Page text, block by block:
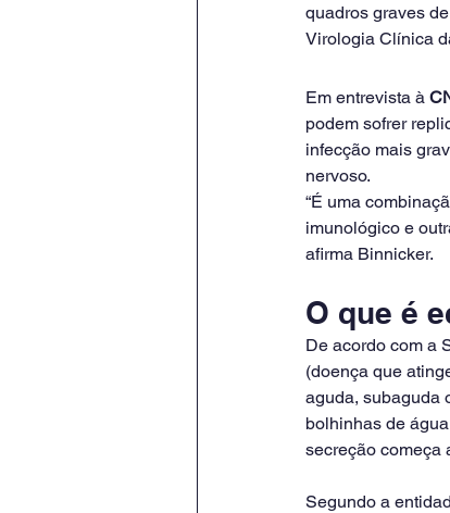
quadros graves de
Virologia Clínica
Em entrevista à
podem sofrer
infecção mais
nervoso.
“É uma
imunológico e
afirma Binnicker.
O que é
De acordo com a
(doença que
aguda, subaguda
bolhinhas de
secreção começa
Segundo a